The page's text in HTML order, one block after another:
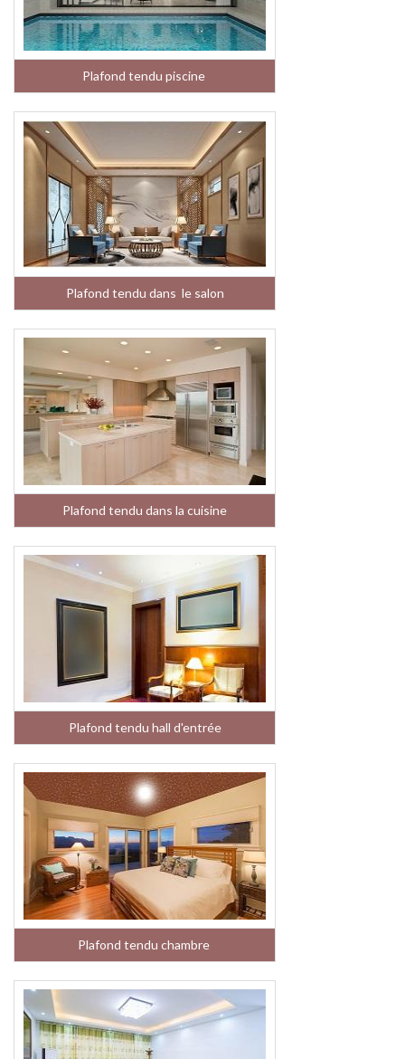
Plafond tendu piscine
Plafond tendu dans le salon
Plafond tendu dans la cuisine
Plafond tendu hall d'entrée
Plafond tendu chambre